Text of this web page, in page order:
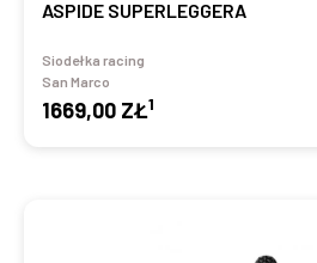
ASPIDE SUPERLEGGERA
Siodełka racing
San Marco
1669,00 ZŁ1